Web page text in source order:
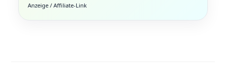
Anzeige / Affiliate-Link